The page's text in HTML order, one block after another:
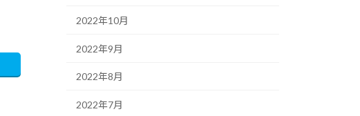
2022年10月
2022年9月
2022年8月
2022年7月